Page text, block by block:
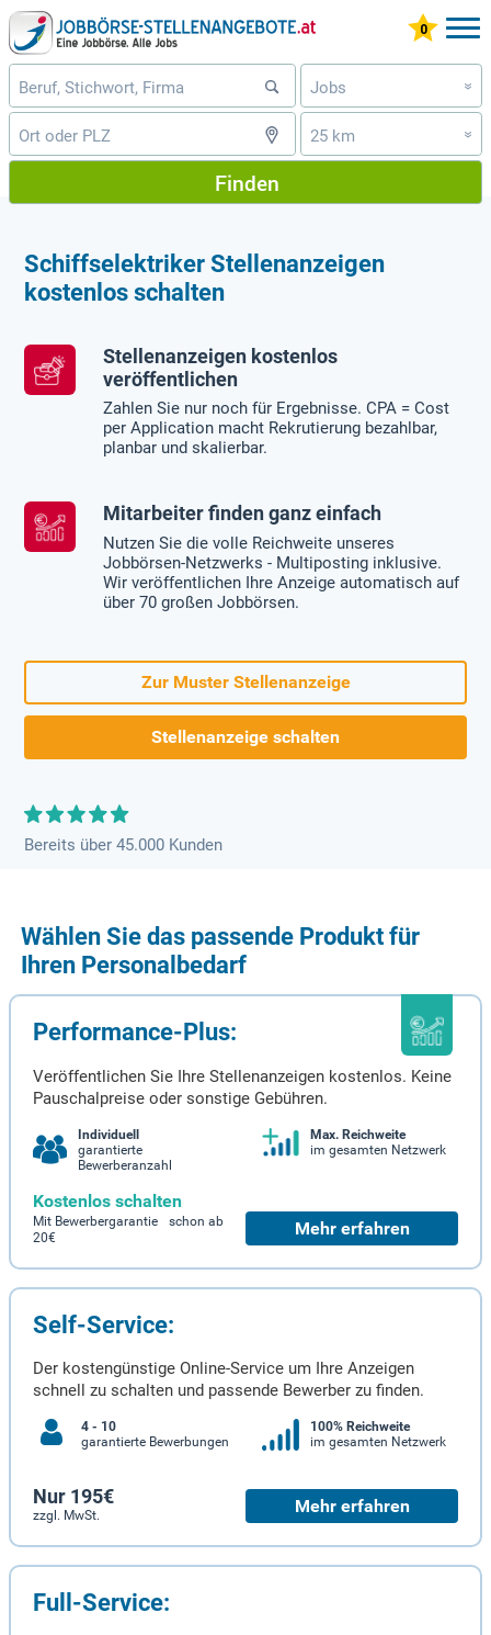
Jobs »
25 km »
Finden
Schiffselektriker Stellenanzeigen
kostenlos schalten
Stellenanzeigen kostenlos
veröffentlichen
Zahlen Sie nur noch für Ergebnisse. CPA = Cost
per Application macht Rekrutierung bezahlbar,
planbar und skalierbar.
Mitarbeiter finden ganz einfach
Nutzen Sie die volle Reichweite unseres
Jobbörsen-Netzwerks - Multiposting inklusive.
Wir veröffentlichen Ihre Anzeige automatisch auf
über 70 großen Jobbörsen.
Zur Muster Stellenanzeige
Stellenanzeige schalten
Bereits über 45.000 Kunden
Wählen Sie das passende Produkt für
Ihren Personalbedarf
Performance-Plus:
Veröffentlichen Sie Ihre Stellenanzeigen kostenlos. Keine
Pauschalpreise oder sonstige Gebühren.
Individuell
garantierte
Bewerberanzahl
Max. Reichweite
im gesamten Netzwerk
Kostenlos schalten
Mit Bewerbergarantie schon ab
20€
Mehr erfahren
Self-Service:
Der kostengünstige Online-Service um Ihre Anzeigen
schnell zu schalten und passende Bewerber zu finden.
4 - 10
garantierte Bewerbungen
100% Reichweite
im gesamten Netzwerk
Nur 195€
zzgl. MwSt. Mehr erfahren
Full-Service: